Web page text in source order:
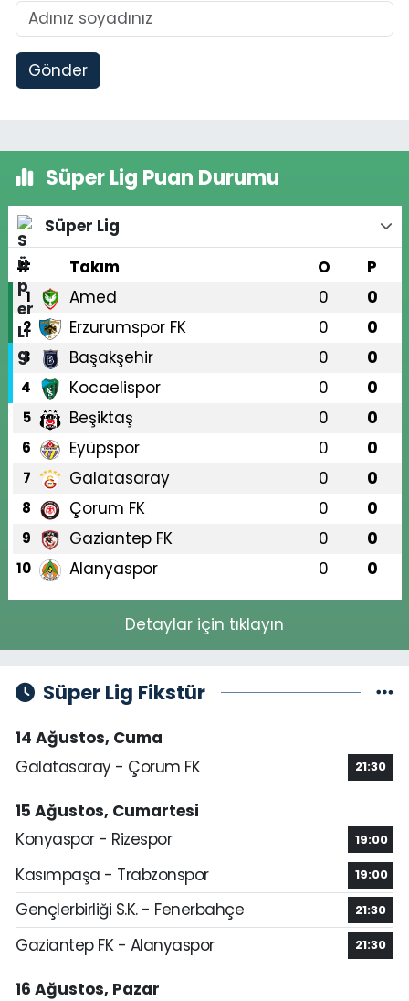
Gönder
Süper Lig Puan Durumu
Süper Lig
#
Takım O P
1 Amed 0 0
2 Erzurumspor FK 0 0
3 Başakşehir 0 0
4 Kocaelispor 0 0
5 Beşiktaş 0 0
6 Eyüpspor 0 0
7 Galatasaray 0 0
8 Çorum FK 0 0
9 Gaziantep FK 0 0
10 Alanyaspor 0 0
Detaylar için tıklayın
Süper Lig Fikstür
14 Ağustos, Cuma
Galatasaray - Çorum FK
21:30
15 Ağustos, Cumartesi
Konyaspor - Rizespor
19:00
Kasımpaşa - Trabzonspor 19:00
Gençlerbirliği S.K. - Fenerbahçe 21:30
Gaziantep FK - Alanyaspor 21:30
16 Ağustos, Pazar